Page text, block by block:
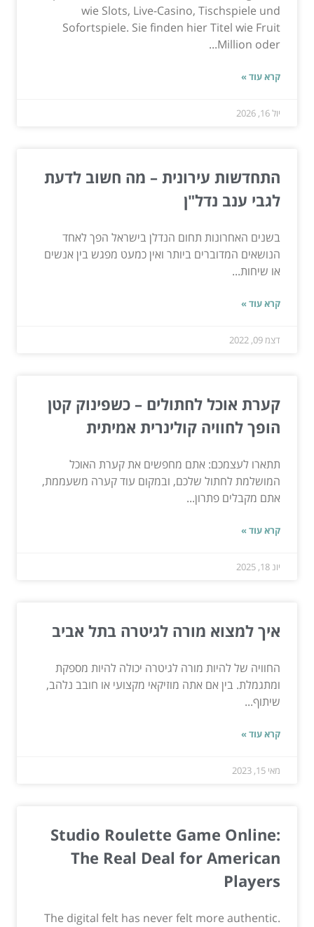
wie Slots, Live-Casino, Tischspiele und
Sofortspiele. Sie finden hier Titel wie Fruit
Million oder...
קרא עוד »
יול 16, 2026
התחדשות עירונית – מה חשוב לדעת
לגבי ענב נדל"ן
בשנים האחרונות תחום הנדלן בישראל הפך לאחד
הנושאים המדוברים ביותר ואין כמעט מפגש בין אנשים
או שיחות...
קרא עוד »
דצמ 09, 2022
קערת אוכל לחתולים – כשפינוק קטן
הופך לחוויה קולינרית אמיתית
תתארו לעצמכם: אתם מחפשים את קערת האוכל
המושלמת לחתול שלכם, ובמקום עוד קערה משעממת,
אתם מקבלים פתרון...
קרא עוד »
יונ 18, 2025
איך למצוא מורה לגיטרה בתל אביב
החוויה של להיות מורה לגיטרה יכולה להיות מספקת
ומתגמלת. בין אם אתה מוזיקאי מקצועי או חובב נלהב,
שיתוף...
קרא עוד »
מאי 15, 2023
Studio Roulette Game Online:
The Real Deal for American
Players
The digital felt has never felt more authentic.